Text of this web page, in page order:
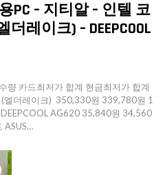
PC – 지티알 – 인텔 코
레이크) – DEEPCOOL
량 카드최저가 합계 현금최저가 합계
엘더레이크) 350,330원 339,780원 1
AG620 35,840원 34,560
ASUS…